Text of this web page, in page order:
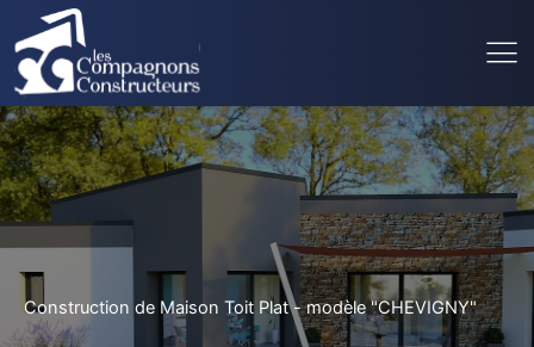
Construction de Maison Toit Plat - modèle "CHEVIGNY"